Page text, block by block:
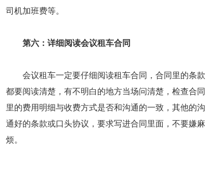
司机加班费等。
第六：详细阅读会议租车合同
会议租车一定要仔细阅读租车合同，合同里的条款
都要阅读清楚，有不明白的地方当场问清楚，检查合同
里的费用明细与收费方式是否和沟通的一致，其他的沟
通好的条款或口头协议，要求写进合同里面，不要嫌麻
烦。